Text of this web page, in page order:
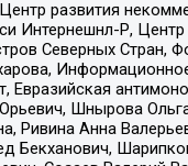
развития
Интернешнл-Р,
Северных Стран,
Шнырова
Ривина Анна
Бекханович,